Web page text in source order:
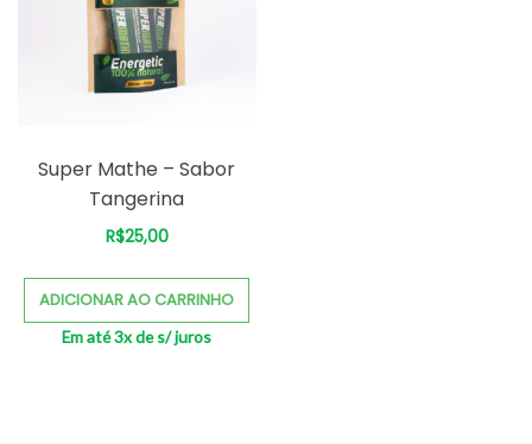
Super Mathe – Sabor
Tangerina
R$25,00
ADICIONAR AO CARRINHO
Em até 3x des/ juros